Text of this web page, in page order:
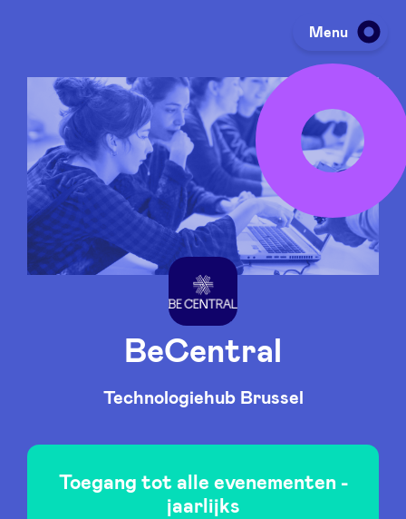
Menu
Investeren
Fondsen ophalen
Portfolio
Agenda
Over ons
BeCentral
Technologiehub Brussel
Toegang tot alle evenementen -
jaarlijks